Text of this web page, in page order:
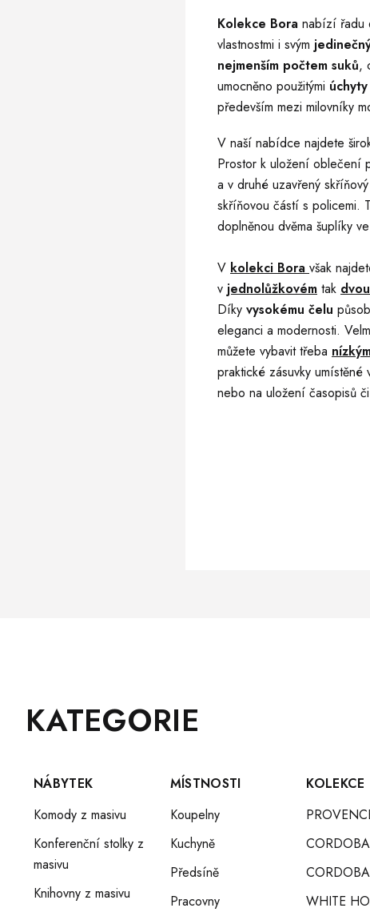
Kolekce Bora nabízí řadu
vlastnostmi i svým
nejmenším počtem suků,
umocněno použitými úchyty
především mezi milovníky
V naší nabídce najdete
Prostor k uložení oblečení
a v druhé uzavřený
skříňovou částí s policemi.
doplněnou dvěma šuplíky
V kolekci Bora však
v jednolůžkovém tak
Díky vysokému čelu
eleganci a modernosti.
můžete vybavit třeba
praktické zásuvky
nebo na uložení časopisů
Přeskočit
kategorie
KATEGORIE
NÁBYTEK
Komody z masivu
Konferenční stolky z
masivu
Knihovny z masivu
MÍSTNOSTI
Koupelny
Kuchyně
Předsíně
Pracovny
KOLEKCE
CORDOBA
WHITE